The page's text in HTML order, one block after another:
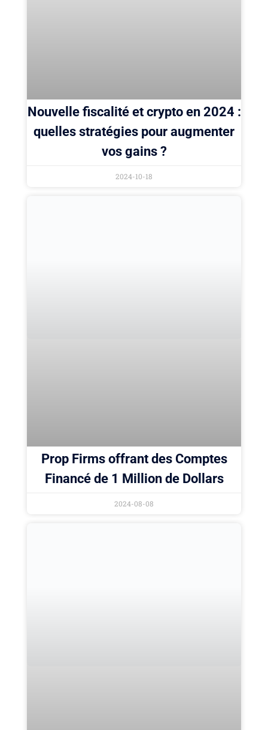
Nouvelle fiscalité et crypto en 2024 :
quelles stratégies pour augmenter
vos gains ?
2024-10-18
Prop Firms offrant des Comptes
Financé de 1 Million de Dollars
2024-08-08